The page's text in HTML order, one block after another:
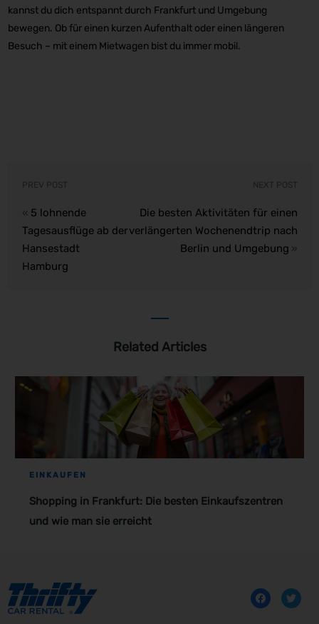
kannst du dich entspannt durch Frankfurt und Umgebung
bewegen. Ob für einen kurzen Aufenthalt oder einen längeren
Besuch – mit einem Mietwagen bist du immer mobil.
PREV POST
« 5 lohnende
Tagesausflüge ab der
Hansestadt
Hamburg
NEXT POST
Die besten Aktivitäten für einen
verlängerten Wochenendtrip nach
Berlin und Umgebung »
Related Articles
EINKAUFEN
Shopping in Frankfurt: Die besten Einkaufszentren
und wie man sie erreicht